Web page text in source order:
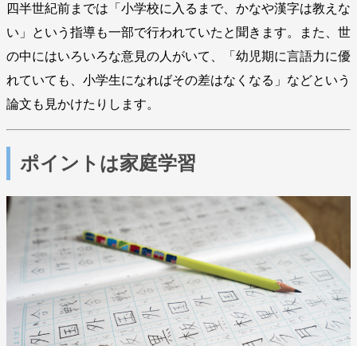
四半世紀前までは「小学校に入るまで、かなや漢字は教えな
い」という指導も一部で行われていたと聞きます。また、世
の中にはいろいろな意見の人がいて、「幼児期に言語力に優
れていても、小学生になればその差はなくなる」などという
論文も見かけたりします。
ポイントは家庭学習